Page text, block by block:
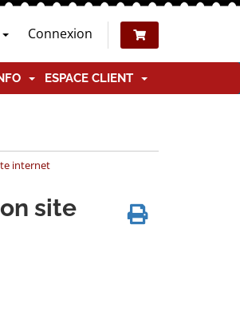
Connexion
ESPACE CLIENT
internet
site